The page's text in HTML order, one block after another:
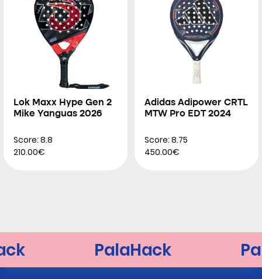
Lok Maxx Hype Gen 2
Mike Yanguas 2026
Score: 8.8
210.00€
Adidas Adipower CRTL
MTW Pro EDT 2024
Score: 8.75
450.00€